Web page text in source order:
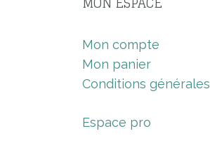
Mon compte
Mon panier
Conditions générales
Espace pro